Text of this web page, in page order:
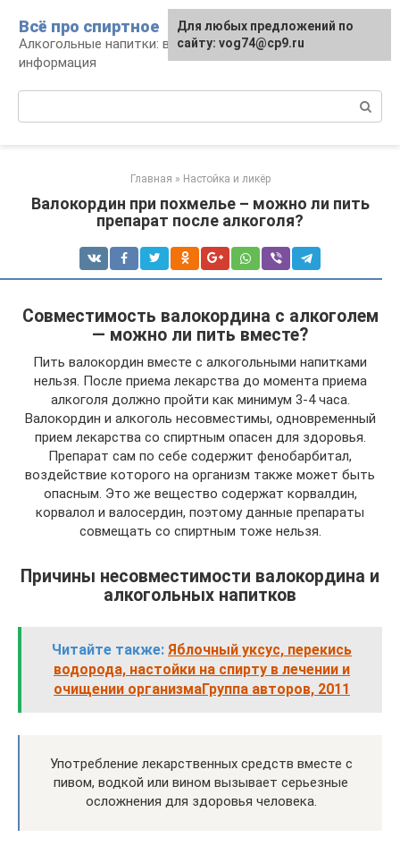
контенту
Всё про спиртное
Алкогольные напитки: виды, рецепты,
информация
Главная » Настойка и ликёр
Валокордин при похмелье – можно ли пить
препарат после алкоголя?
Совместимость валокордина с алкоголем
— можно ли пить вместе?
Пить валокордин вместе с алкогольными напитками
нельзя. После приема лекарства до момента приема
алкоголя должно пройти как минимум 3-4 часа.
Валокордин и алкоголь несовместимы, одновременный
прием лекарства со спиртным опасен для здоровья.
Препарат сам по себе содержит фенобарбитал,
воздействие которого на организм также может быть
опасным. Это же вещество содержат корвалдин,
корвалол и валосердин, поэтому данные препараты
совмещать со спиртным тоже нельзя.
Причины несовместимости валокордина и
алкогольных напитков
Читайте также: Яблочный уксус, перекись
водорода, настойки на спирту в лечении и
очищении организмаГруппа авторов, 2011
Употребление лекарственных средств вместе с
пивом, водкой или вином вызывает серьезные
осложнения для здоровья человека.
Для любых предложений по
сайту: vog74@cp9.ru